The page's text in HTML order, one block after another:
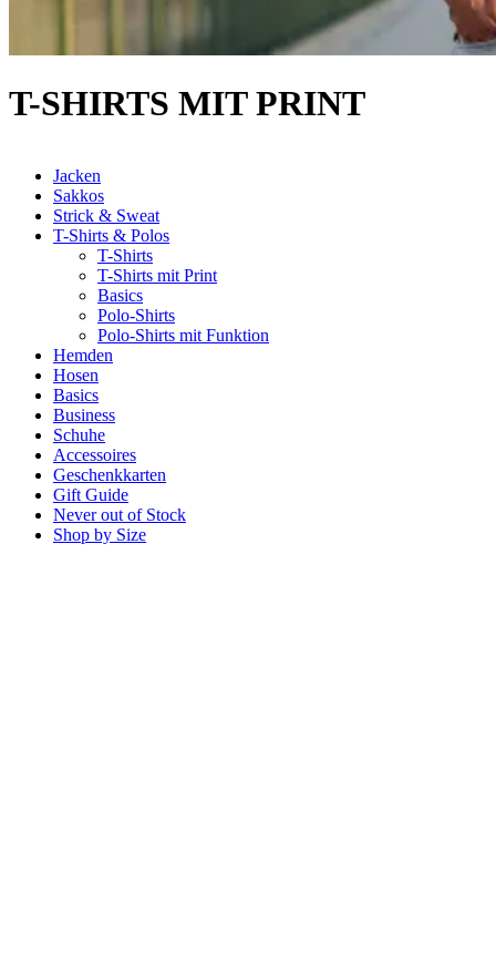
T-SHIRTS MIT PRINT
Jacken
Sakkos
Strick & Sweat
T-Shirts & Polos
T-Shirts
T-Shirts mit Print
Basics
Polo-Shirts
Polo-Shirts mit Funktion
Hemden
Hosen
Basics
Business
Schuhe
Accessoires
Geschenkkarten
Gift Guide
Never out of Stock
Shop by Size